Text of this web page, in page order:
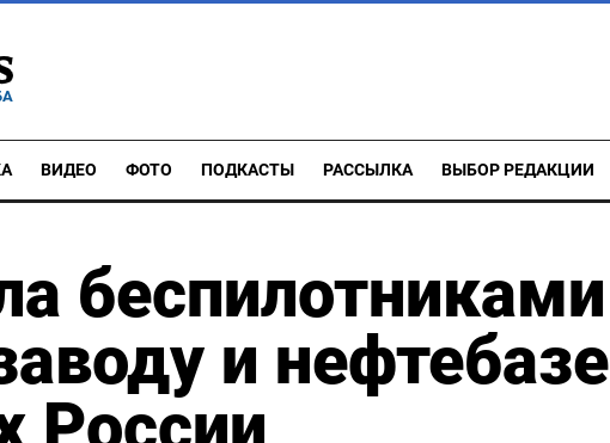
ВИДЕО ФОТО ПОДКАСТЫ РАССЫЛКА ВЫБОР РЕДАКЦИИ
беспилотниками
и нефтебазе